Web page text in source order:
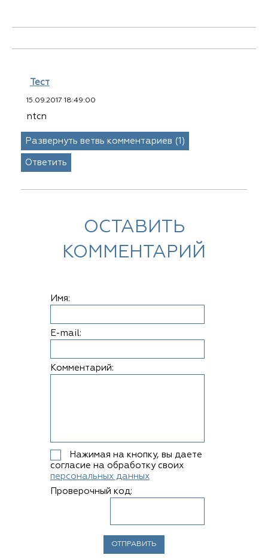
Тест
15.09.2017 18:49:00
ntcn
Развернуть ветвь комментариев (1)
Ответить
ОСТАВИТЬ
КОММЕНТАРИЙ
Имя:
E-mail:
Комментарий:
Нажимая на кнопку, вы даете
согласие на обработку своих
персональных данных
Проверочный код: